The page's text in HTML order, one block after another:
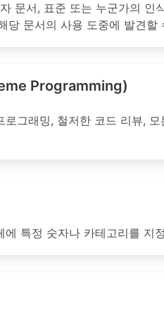
문서, 표준 또는 누군가의
당 문서의 사용 도중에 발견할
Programming)
그래밍, 철저한 코드 리뷰,
특정 숫자나 카테고리를 지